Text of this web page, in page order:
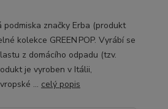
podmiska značky Erba (produkt
kolekce GREEN POP. Vyrábí se
z domácího odpadu (tzv.
je vyroben v Itálii,
... celý popis